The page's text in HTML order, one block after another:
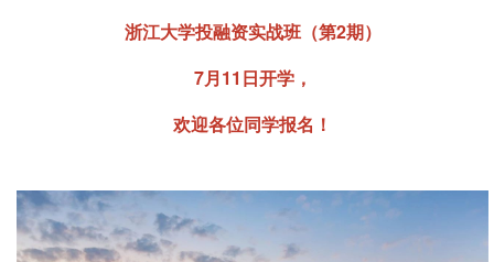
浙江大学投融资实战班（第2期）
7月11日开学，
欢迎各位同学报名！